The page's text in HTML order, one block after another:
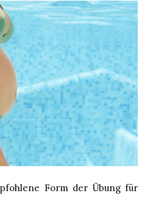
Form der Übung für